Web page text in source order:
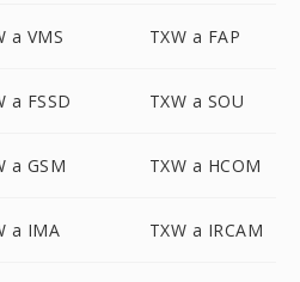
a VMS TXW a FAP
a FSSD TXW a SOU
a GSM TXW a HCOM
a IMA TXW a IRCAM